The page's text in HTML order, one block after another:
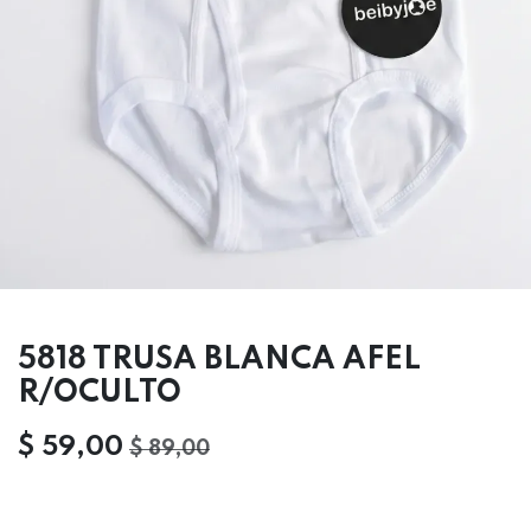
5818 TRUSA BLANCA AFEL
R/OCULTO
$ 59,00 $89,00